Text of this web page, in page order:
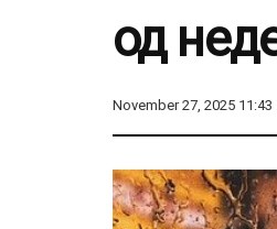
од
November 27, 2025 11:43